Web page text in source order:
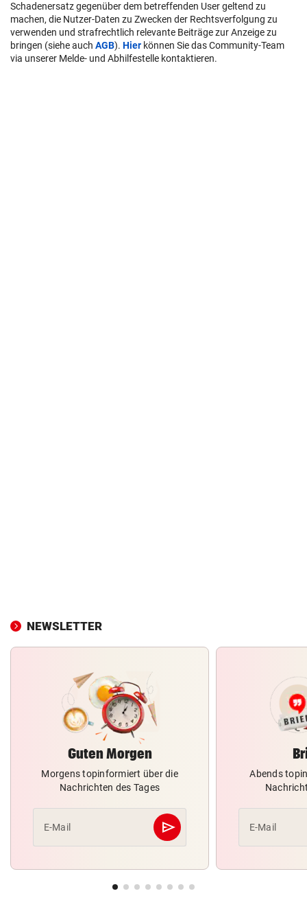
Schadenersatz gegenüber dem betreffenden User geltend zu
machen, die Nutzer-Daten zu Zwecken der Rechtsverfolgung zu
verwenden und strafrechtlich relevante Beiträge zur Anzeige zu
bringen (siehe auch AGB). Hier können Sie das Community-Team
via unserer Melde- und Abhilfestelle kontaktieren.
NEWSLETTER
Guten Morgen
Morgens topinformiert über die
Nachrichten des Tages
E-Mail send
Abschicken
Abends
E-Mail